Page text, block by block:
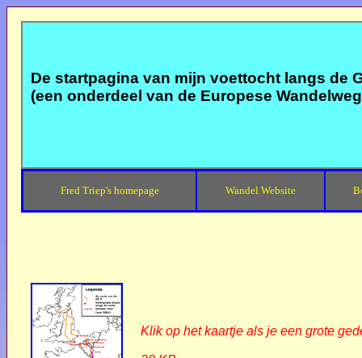
De startpagina van mijn voettocht langs de
(een onderdeel van de Europese
Fred Triep's homepage Wandel Website
Klik op het kaartje als je een grote